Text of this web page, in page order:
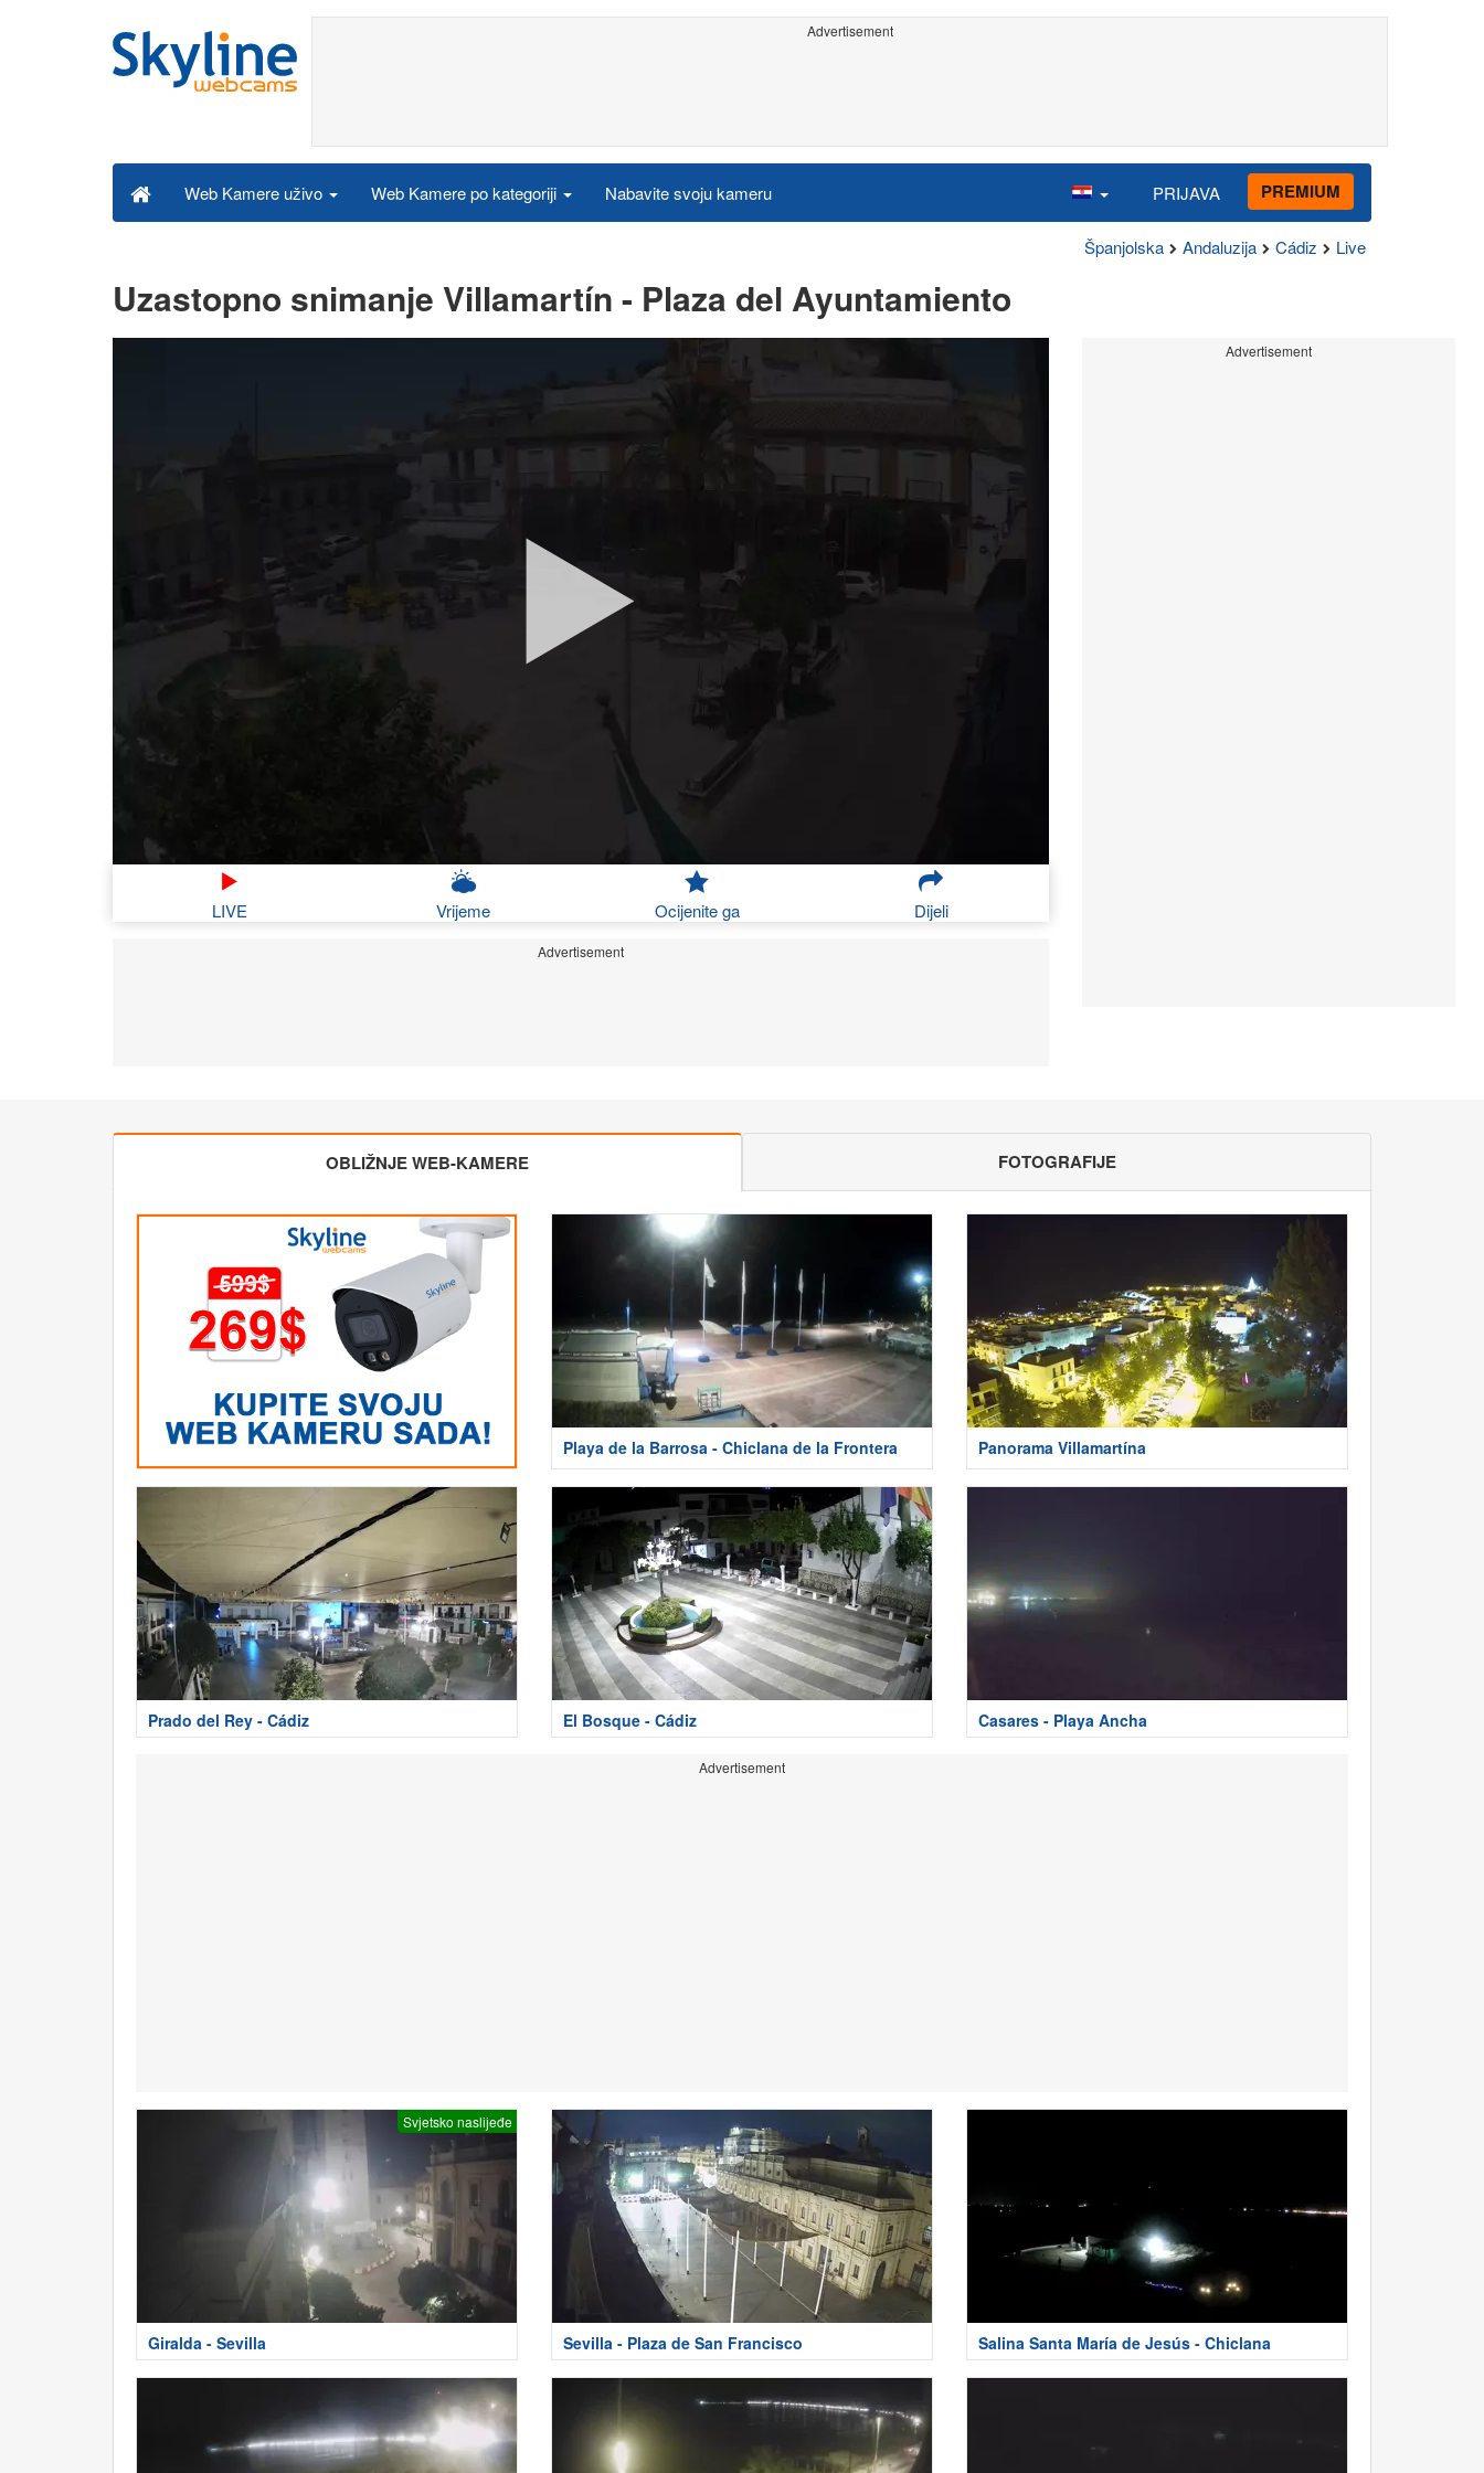
Advertisement
Web Kamere uživo Web Kamere po kategoriji Nabavite svoju kameru PRIJAVA PREMIUM
Španjolska Andaluzija Cádiz Live
Uzastopno snimanje Villamartín - Plaza del Ayuntamiento
LIVE Vrijeme Ocijenite ga Dijeli
Advertisement
Advertisement
OBLIŽNJE WEB-KAMERE FOTOGRAFIJE
Playa de la Barrosa - Chiclana de la Frontera Panorama Villamartína
Prado del Rey - Cádiz El Bosque - Cádiz Casares - Playa Ancha
Advertisement
Svjetsko naslijeđe
Giralda - Sevilla Sevilla - Plaza de San Francisco Salina Santa María de Jesús - Chiclana